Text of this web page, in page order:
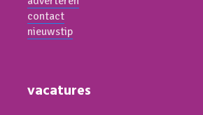
contact
nieuwstip
vacatures